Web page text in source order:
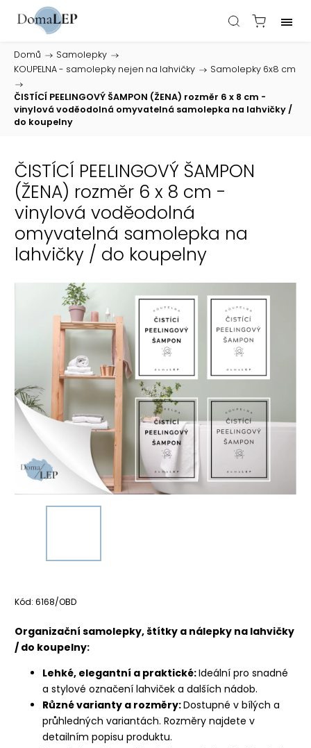
Domů / Samolepky /
KOUPELNA - samolepky nejen na lahvičky /
Samolepky 6x8 cm
/
ČISTÍCÍ PEELINGOVÝ ŠAMPON (ŽENA) rozměr 6 x 8 cm -
vinylová voděodolná omyvatelná samolepka na lahvičky /
do koupelny
ČISTÍCÍ PEELINGOVÝ ŠAMPON
(ŽENA) rozměr 6 x 8 cm -
vinylová voděodolná
omyvatelná samolepka na
lahvičky / do koupelny
Kód: 6168/OBD
Organizační samolepky, štítky a nálepky na lahvičky
/ do koupelny:
Lehké, elegantní a praktické:Ideální pro snadné
a stylové označení lahviček a dalších nádob.
Různé varianty a rozměry:Dostupné v bílých a
průhledných variantách. Rozměry najdete v
detailním popisu produktu.